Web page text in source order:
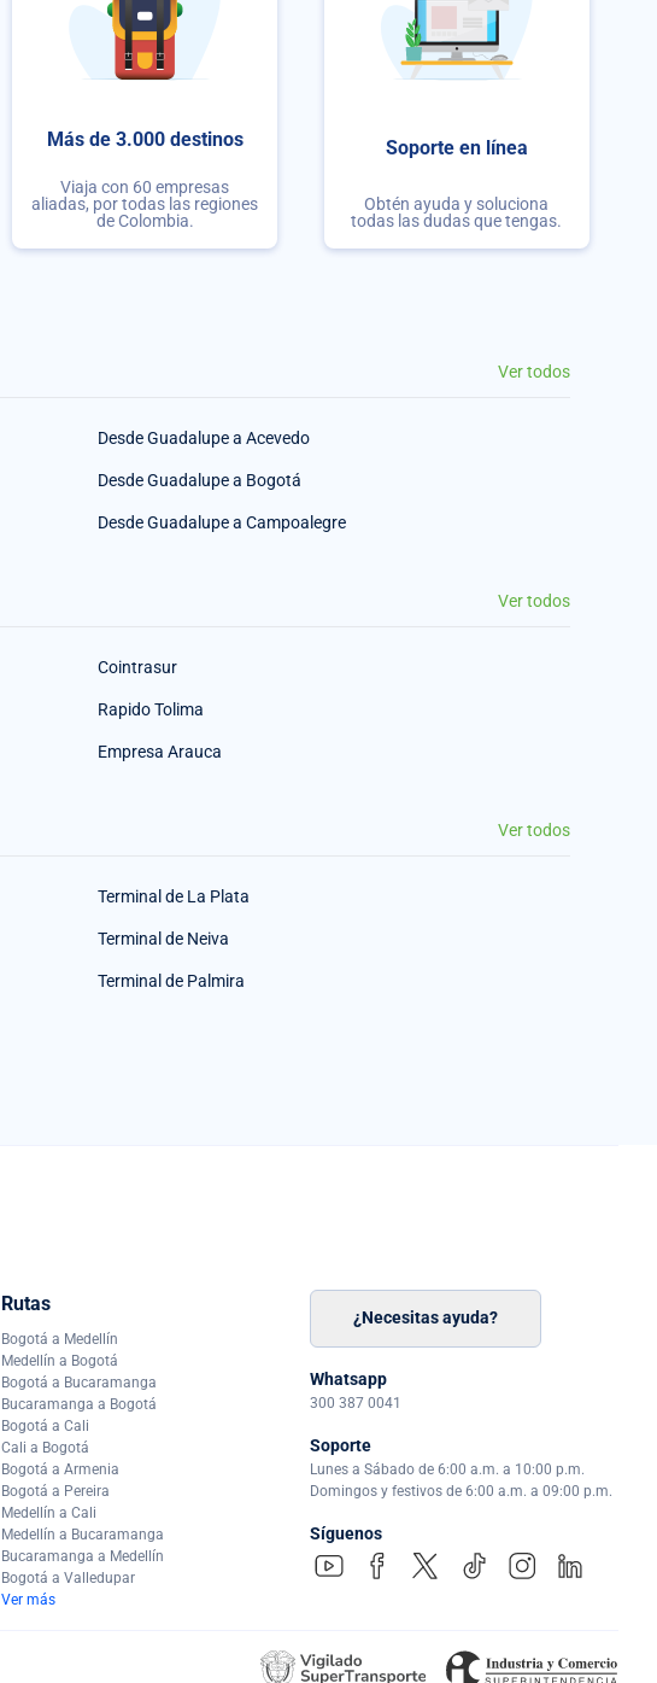
Más de 3.000 destinos
Viaja con 60 empresas
aliadas, por todas las regiones
de Colombia.
Soporte en línea
Obtén ayuda y soluciona
todas las dudas que tengas.
Ver todos
Desde Guadalupe a Acevedo
Desde Guadalupe a Bogotá
Desde Guadalupe a Campoalegre
Ver todos
Cointrasur
Rapido Tolima
Empresa Arauca
Ver todos
Terminal de La Plata
Terminal de Neiva
Terminal de Palmira
Rutas
Bogotá a Medellín
Medellín a Bogotá
Bogotá a Bucaramanga
Bucaramanga a Bogotá
Bogotá a Cali
Cali a Bogotá
Bogotá a Armenia
Bogotá a Pereira
Medellín a Cali
Medellín a Bucaramanga
Bucaramanga a Medellín
Bogotá a Valledupar
Ver más
¿Necesitas ayuda?
Whatsapp
300 387 0041
Soporte
Lunes a Sábado de 6:00 a.m. a 10:00 p.m.
Domingos y festivos de 6:00 a.m. a 09:00 p.m.
Síguenos